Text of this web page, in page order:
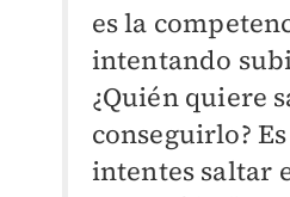
es la
intentando
¿Quién quiere
conseguirlo?
intentes saltar